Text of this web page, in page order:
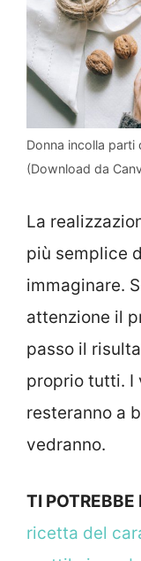
Donna incolla parti
(Download da
La
più semplice
immaginare.
attenzione il
passo il
proprio tutti. I
resteranno a
vedranno.
TI POTREBBE
ricetta del